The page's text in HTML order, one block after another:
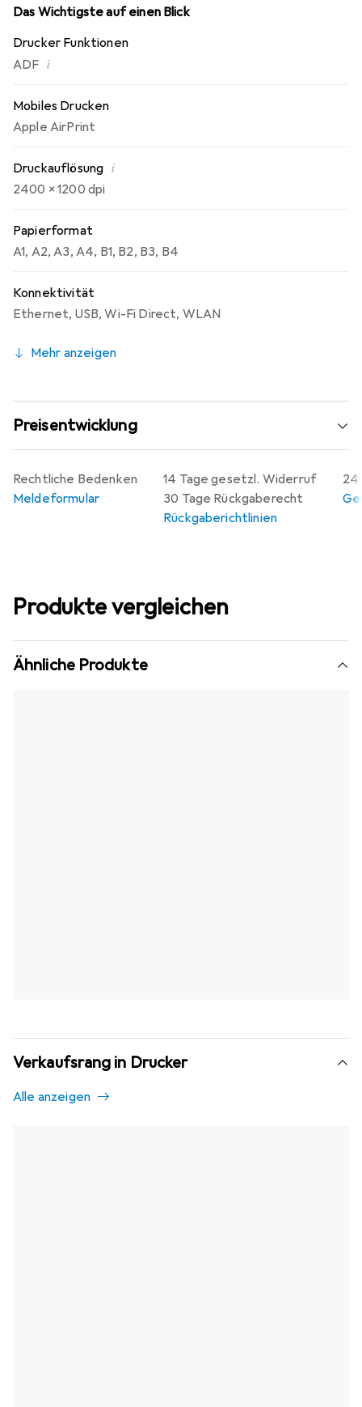
Tablet oder PC zu drucken.
Das Wichtigste auf einen Blick
Drucker Funktionen
ADF i
Mobiles Drucken
Apple AirPrint
Druckauflösung i
2400 x 1200 dpi
Papierformat
A1, A2,A3, A4, B1, B2, B3, B4
Konnektivität
Ethernet, USB,Wi-Fi Direct, WLAN
Mehr anzeigen
Preisentwicklung
14 Tage gesetzl. Widerruf
30 Tage Rückgaberecht
Rückgaberichtlinien
24
Rechtliche Bedenken
Meldeformular
Produkte vergleichen
Ähnliche Produkte
Verkaufsrang in Drucker
Alle anzeigen